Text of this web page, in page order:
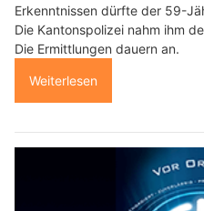
Erkenntnissen dürfte der 59-
Die Kantonspolizei nahm ihm
Die Ermittlungen dauern an.
Weiterlesen